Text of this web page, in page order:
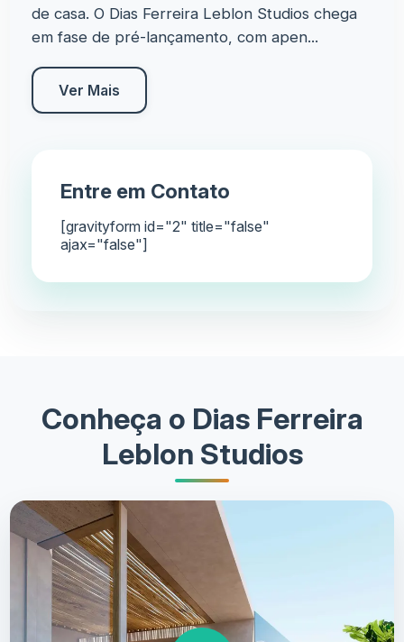
de casa. O Dias Ferreira Leblon Studios chega
em fase de pré-lançamento, com apen...
Ver Mais
Entre em Contato
[gravityform id="2" title="false"
ajax="false"]
Conheça o Dias Ferreira
Leblon Studios